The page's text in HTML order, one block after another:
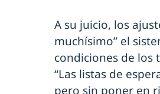
A su juicio, los
muchísimo” el
condiciones de los
“Las listas de
pero sin poner en